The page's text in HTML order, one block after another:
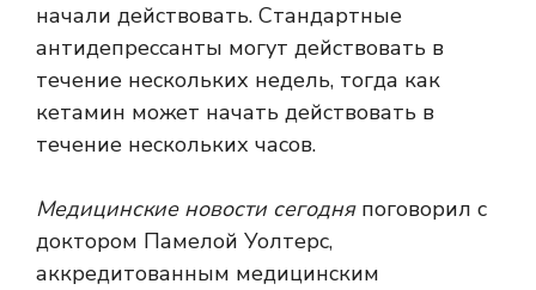
начали действовать. Стандартные
антидепрессанты могут действовать в
течение нескольких недель, тогда как
кетамин может начать действовать в
течение нескольких часов.
Медицинские новости сегодняпоговорил с
доктором Памелой Уолтерс,
аккредитованным медицинским